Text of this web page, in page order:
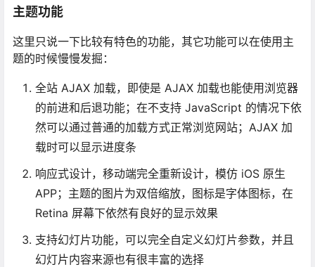
主题功能
这里只说一下比较有特色的功能，其它功能可以在使用主
题的时候慢慢发掘：
全站 AJAX 加载，即使是 AJAX 加载也能使用浏览器
的前进和后退功能；在不支持 JavaScript 的情况下依
然可以通过普通的加载方式正常浏览网站；AJAX 加
载时可以显示进度条
响应式设计，移动端完全重新设计，模仿 iOS 原生
APP；主题的图片为双倍缩放，图标是字体图标，在
Retina 屏幕下依然有良好的显示效果
支持幻灯片功能，可以完全自定义幻灯片参数，并且
幻灯片内容来源也有很丰富的选择